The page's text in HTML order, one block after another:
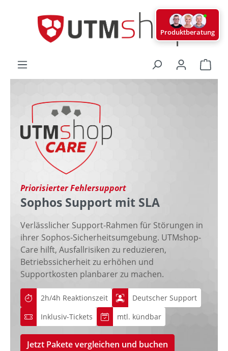
Priorisierter Fehlersupport
Sophos Support mit SLA
Verlässlicher Support-Rahmen für Störungen in
ihrer Sophos-Sicherheitsumgebung. UTMshop-
Care hilft, Ausfallrisiken zu reduzieren,
Betriebssicherheit zu erhöhen und
Supportkosten planbarer zu machen.
2h/4h Reaktionszeit
Deutscher Support
Inklusiv-Tickets
mtl. kündbar
Jetzt Pakete vergleichen und buchen
Produktberatung